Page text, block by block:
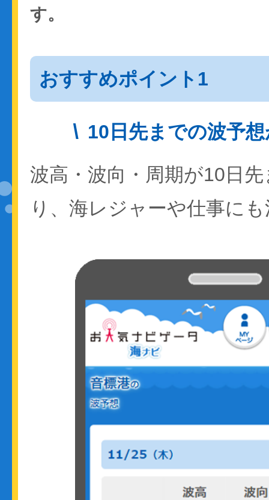
す。
おすすめポイント1
10日先までの波予
波高・波向・周期が10日
り、海レジャーや仕事に